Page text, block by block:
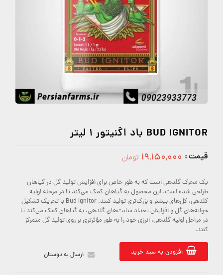
BUD IGNITOR باد اگنیتور 1 لیتر
قیمت : ۱۹,۱۵۰,۰۰۰ تومان
یک محرک گلدهی است که به طور خاص برای افزایش تولید گل در گیاهان
طراحی شده است. این محصول به گیاهان کمک می‌کند تا در مرحله اولیه
گلدهی، گل‌های بیشتر و بزرگ‌تری تولید کنند. Bud Ignitor با تحریک تشکیل
جوانه‌های گل و افزایش تعداد سایت‌های گلدهی، به گیاهان کمک می‌کند تا
در مراحل اولیه گلدهی، انرژی خود را به طور مؤثرتری بر روی تولید گل متمرکز
کنند.
افزودن به سبد خرید ارسال به دوستان